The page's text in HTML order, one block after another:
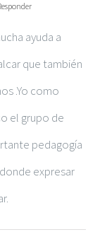
ayuda a
que también
.Yo como
el grupo de
pedagogía
expresar